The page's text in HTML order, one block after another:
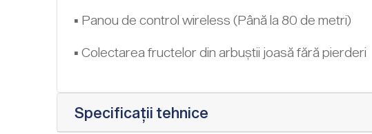
▪ Panou de control wireless (Până la 80 de metri)
▪ Colectarea fructelor din arbuștii joasă fără pierderi
Specificații tehnice